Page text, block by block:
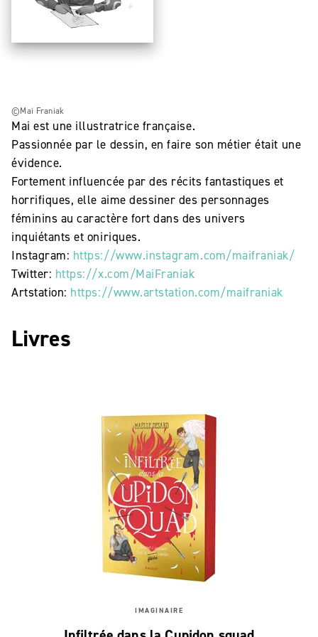
Mai est une illustratrice française.
Passionnée par le dessin, en faire son métier était une
évidence.
Fortement influencée par des récits fantastiques et
horrifiques, elle aime dessiner des personnages
féminins au caractère fort dans des univers
inquiétants et oniriques.
Instagram: https://www.instagram.com/maifraniak/
Twitter: https://x.com/MaiFraniak
Artstation: https://www.artstation.com/maifraniak
©Mai Franiak
Livres
IMAGINAIRE